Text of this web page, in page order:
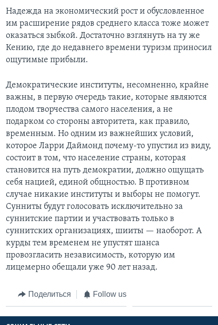
Надежда на экономический рост и обусловленное
им расширение рядов среднего класса тоже может
оказаться зыбкой. Достаточно взглянуть на ту же
Кению, где до недавнего времени туризм приносил
ощутимые прибыли.
Демократические институты, несомненно, крайне
важны, в первую очередь такие, которые являются
плодом творчества самого населения, а не
подарком со стороны авторитета, как правило,
временным. Но одним из важнейших условий,
которое Ларри Даймонд почему-то упустил из виду,
состоит в том, что население страны, которая
становится на путь демократии, должно ощущать
себя нацией, единой общностью. В противном
случае никакие институты и выборы не помогут.
Сунниты будут голосовать исключительно за
суннитские партии и участвовать только в
суннитских организациях, шииты — наоборот. А
курды тем временем не упустят шанса
провозгласить независимость, которую им
лицемерно обещали уже 90 лет назад.
Поделиться Follow us